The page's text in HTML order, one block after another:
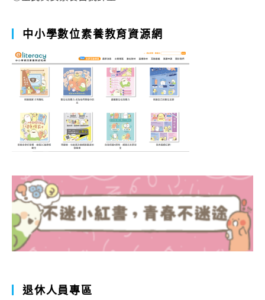
中小學數位素養教育資源網
退休人員專區